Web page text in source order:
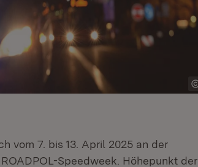
Fenster)
vom 7. bis 13. April 2025 an der
Speedweek. Höhepunkt der